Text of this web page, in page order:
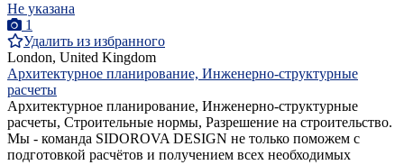
Не указана
1
Удалить из избранного
London, United Kingdom
Архитектурное планирование, Инженерно-структурные
расчеты
Архитектурное планирование, Инженерно-структурные
расчеты, Строительные нормы, Разрешение на строительство.
Мы - команда SIDOROVA DESIGN не только поможем с
подготовкой расчётов и получением всех необходимых